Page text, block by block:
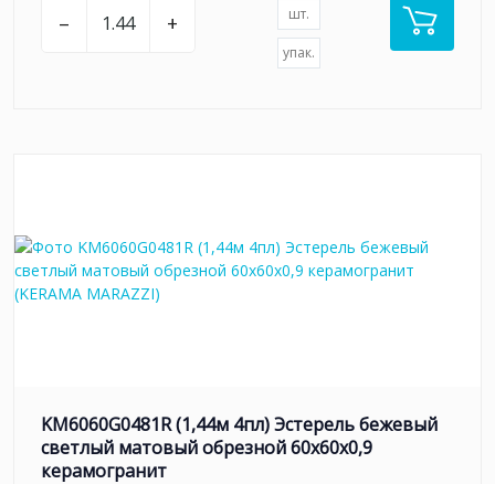
– + шт.
упак.
KM6060G0481R (1,44м 4пл) Эстерель бежевый
светлый матовый обрезной 60x60x0,9
керамогранит